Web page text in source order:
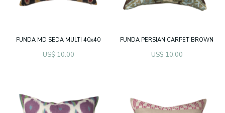
FUNDA MD SEDA MULTI 40x40
US$ 10.00
FUNDA PERSIAN CARPET BROWN
US$ 10.00